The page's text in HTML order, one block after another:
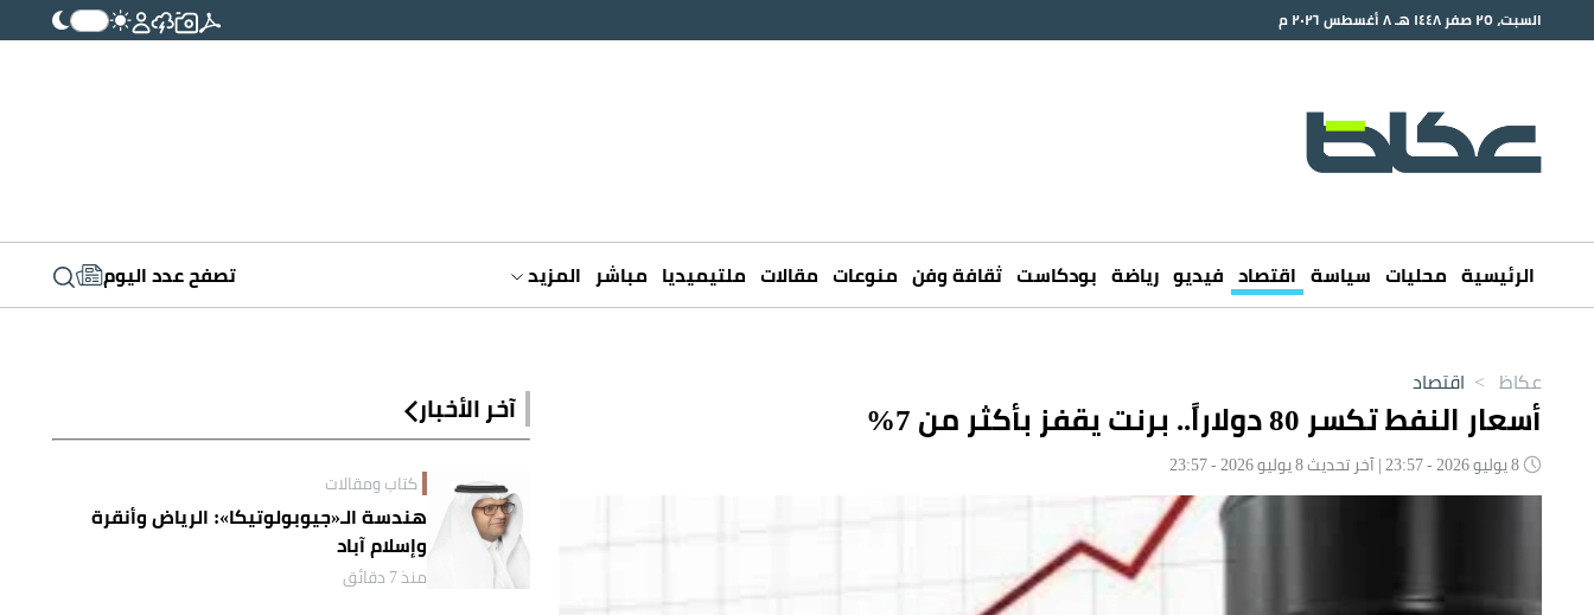
السبت، ٢٥ صفر ١٤٤٨ هـ ٨ أغسطس ٢٠٢٦ م
الرئيسية محليات سياسة اقتصاد فيديو رياضة بودكاست ثقافة وفن منوعات مقالات ملتيميديا مباشر المزيد تصفح عدد اليوم
عكاظ > اقتصاد
أسعار النفط تكسر 80 دولاراً.. برنت يقفز بأكثر من 7% آخر الأخبار
كتاب ومقالات
هندسة الـ«جيوبولوتيكا»: الرياض وأنقرة
وإسلام آباد
منذ 7 دقائق